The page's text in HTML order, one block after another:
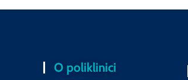
O poliklinici